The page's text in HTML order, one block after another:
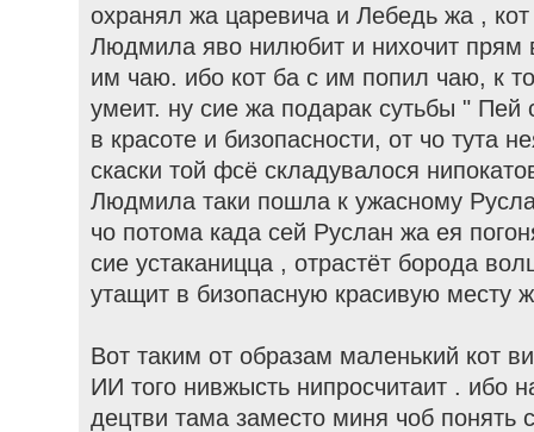
охранял жа царевича и Лебедь жа ,
Людмила яво нилюбит и нихочит прям
им чаю. ибо кот ба с им попил чаю, к
умеит. ну сие жа подарак сутьбы "
в красоте и бизопасности, от чо тута
скаски той фсё складувалося
Людмила таки пошла к ужасному
чо потома када сей Руслан жа ея
сие устаканицца , отрастёт борода
утащит в бизопасную красивую месту
Вот таким от образам маленький кот
ИИ того нивжысть нипросчитаит . ибо
децтви тама заместо миня чоб понять